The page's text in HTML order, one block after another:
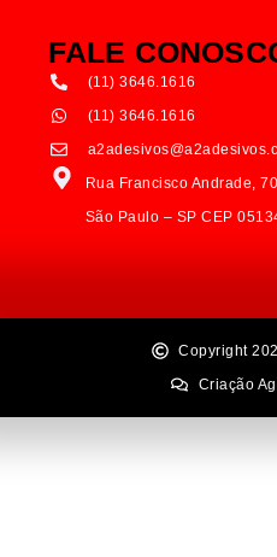
FALE
(11) 3646.1616
(11) 3646.1616
Rua Francisco Andrade,
São Paulo – SP CEP
Copyright
Criação